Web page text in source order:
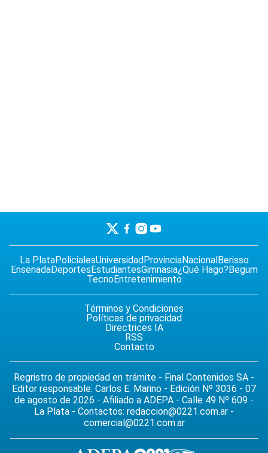
La PlataPolicialesUniversidadProvinciaNacionalBerisso
EnsenadaDeportesEstudiantesGimnasia¿Qué Hago?Begum
TecnoEntretenimiento
Términos y Condiciones
Políticas de privacidad
Directrices IA
RSS
Contacto
Regristro de propiedad en trámite - Final Contenidos SA -
Editor responsable: Carlos E. Marino - Edición Nº 3036 - 07
de agosto de 2026 - Afiliado a ADEPA - Calle 49 Nº 609 -
La Plata - Contactos: redaccion@0221.com.ar -
comercial@0221.com.ar